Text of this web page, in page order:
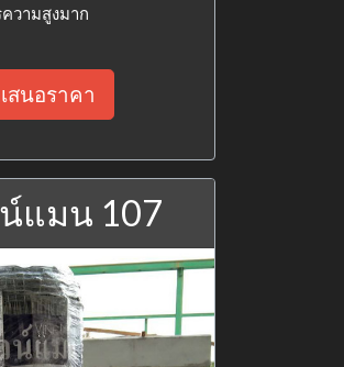
วามสูงมาก
สนอราคา
แมน 107